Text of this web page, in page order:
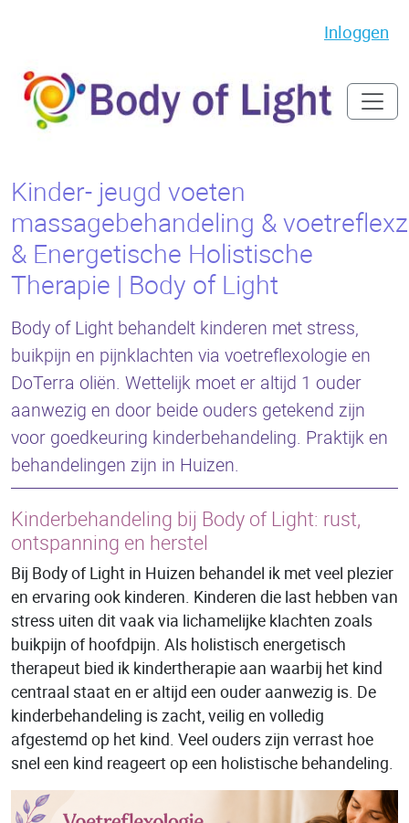
Inloggen
Kinder- jeugd voeten
massagebehandeling &
& Energetische Holistische
Therapie | Body of Light
Body of Light behandelt kinderen met stress,
buikpijn en pijnklachten via voetreflexologie en
DoTerra oliën. Wettelijk moet er altijd 1 ouder
aanwezig en door beide ouders getekend zijn
voor goedkeuring kinderbehandeling. Praktijk en
behandelingen zijn in Huizen.
Kinderbehandeling bij Body of Light: rust,
ontspanning en herstel
Bij Body of Light in Huizen behandel ik met veel plezier
en ervaring ook kinderen. Kinderen die last hebben van
stress uiten dit vaak via lichamelijke klachten zoals
buikpijn of hoofdpijn. Als holistisch energetisch
therapeut bied ik kindertherapie aan waarbij het kind
centraal staat en er altijd een ouder aanwezig is. De
kinderbehandeling is zacht, veilig en volledig
afgestemd op het kind. Veel ouders zijn verrast hoe
snel een kind reageert op een holistische behandeling.